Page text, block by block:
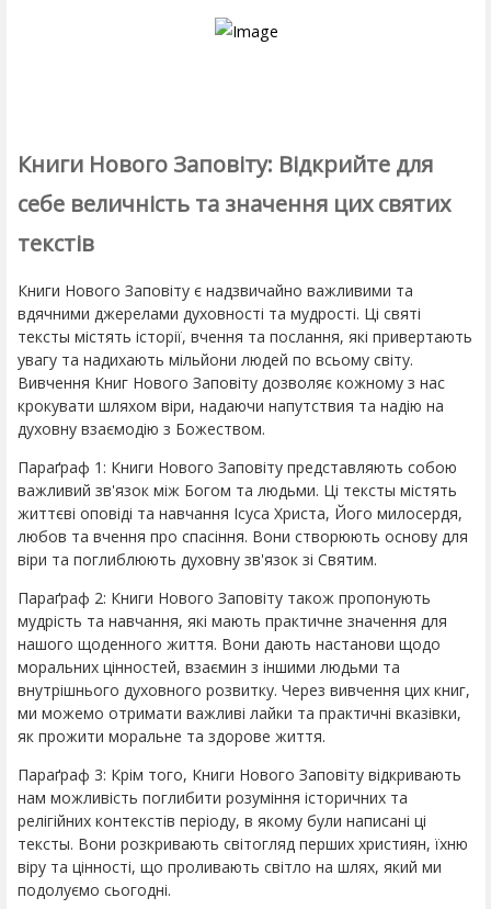
Книги Нового Заповіту: Відкрийте для
себе величність та значення цих святих
текстів
Книги Нового Заповіту є надзвичайно важливими та
вдячними джерелами духовності та мудрості. Ці святі
тексты містять історії, вчення та послання, які привертають
увагу та надихають мільйони людей по всьому світу.
Вивчення Книг Нового Заповіту дозволяє кожному з нас
крокувати шляхом віри, надаючи напутствия та надію на
духовну взаємодію з Божеством.
Параґраф 1: Книги Нового Заповіту представляють собою
важливий зв'язок між Богом та людьми. Ці тексты містять
життєві оповіді та навчання Ісуса Христа, Його милосердя,
любов та вчення про спасіння. Вони створюють основу для
віри та поглиблюють духовну зв'язок зі Святим.
Параґраф 2: Книги Нового Заповіту також пропонують
мудрість та навчання, які мають практичне значення для
нашого щоденного життя. Вони дають настанови щодо
моральних цінностей, взаємин з іншими людьми та
внутрішнього духовного розвитку. Через вивчення цих книг,
ми можемо отримати важливі лайки та практичні вказівки,
як прожити моральне та здорове життя.
Параґраф 3: Крім того, Книги Нового Заповіту відкривають
нам можливість поглибити розуміння історичних та
релігійних контекстів періоду, в якому були написані ці
тексты. Вони розкривають світогляд перших християн, їхню
віру та цінності, що проливають світло на шлях, який ми
подолуємо сьогодні.